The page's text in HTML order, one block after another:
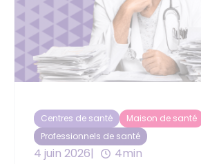
Centres de santé
Maison de santé
Professionnels de santé
4 juin 2026 4min